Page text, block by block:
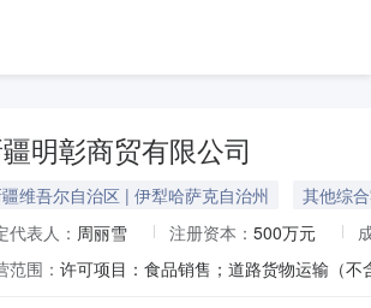
明彰商贸有限公司
维吾尔自治区 | 伊犁哈萨克自治州
其他综
代表人： 周丽雪 注册资本： 500万元
范围：